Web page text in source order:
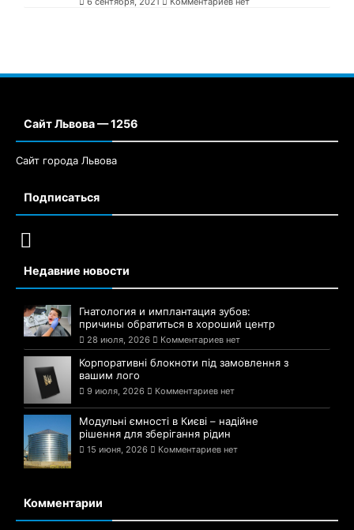
Сайт Львова — 1256
Сайт города Львова
Подписаться
Недавние новости
Гнатология и имплантация зубов:
причины обратиться в хороший центр
28 июля, 2026 Комментариев нет
Корпоративні блокноти під замовлення з
вашим лого
9 июля, 2026 Комментариев нет
Модульні ємності в Києві – надійне
рішення для зберігання рідин
15 июня, 2026 Комментариев нет
Комментарии